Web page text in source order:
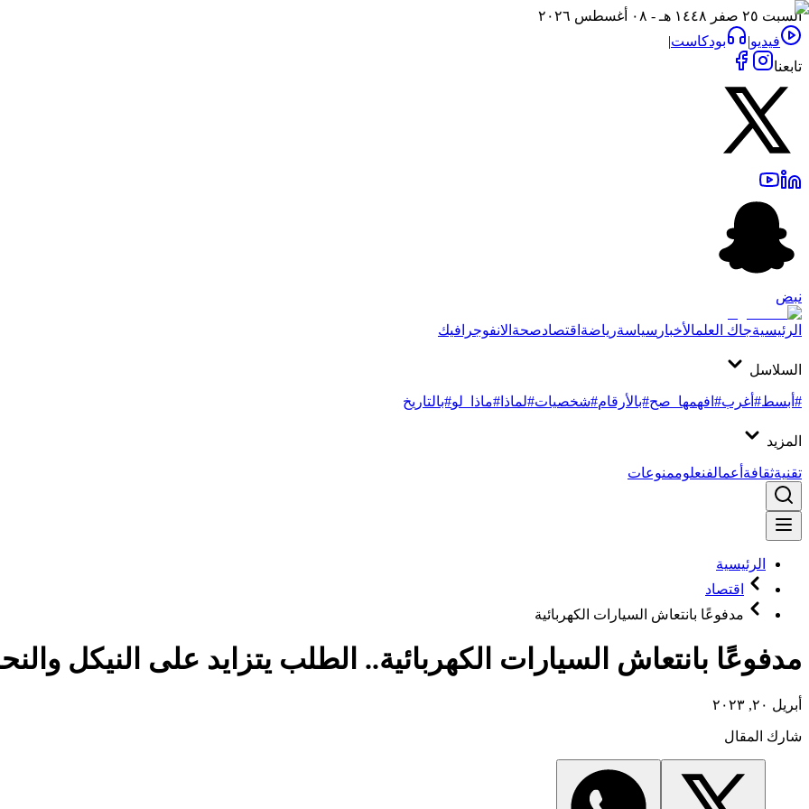
السبت ٢٥ صفر ١٤٤٨ هـ - ٠٨ أغسطس ٢٠٢٦
فيديو| بودكاست|
تابعنا
نبض
الرئيسيةجاك العلمالأخبار سياسةرياضة اقتصادصحة الانفوجرافيك
السلاسل
#أبسط#أغرب#افهمها_صح#بالأرقام#شخصيات#لماذا #ماذا_لو#بالتاريخ
المزيد
تقنيةثقافة أعمالفنعلوممنوعات
الرئيسية
اقتصاد
مدفوعًا بانتعاش السيارات الكهربائية
مدفوعًا بانتعاش السيارات الكهربائية.. الطلب يتزايد على النيكل
أبريل ٢٠, ٢٠٢٣
شارك المقال